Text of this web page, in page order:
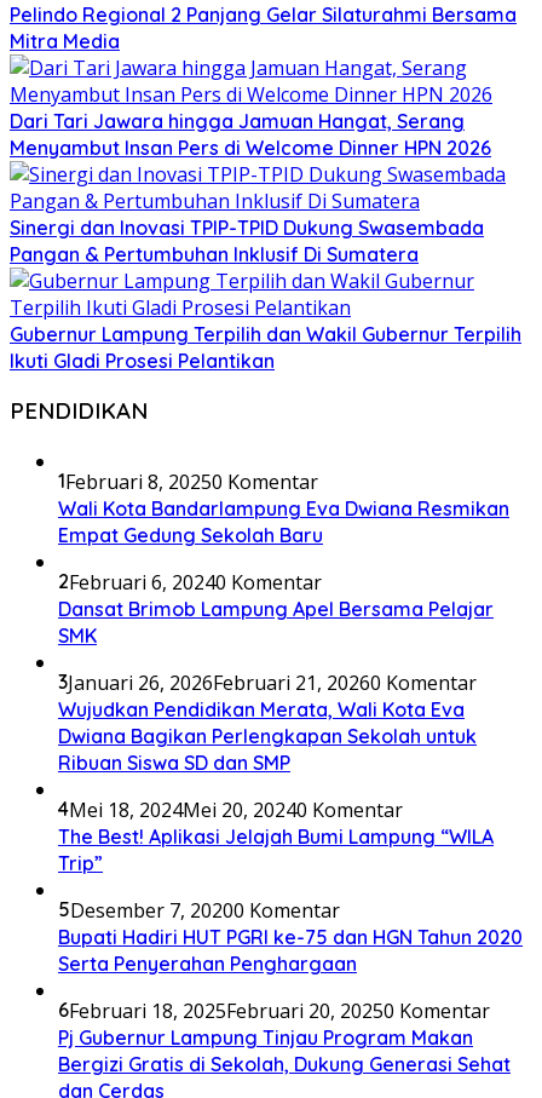
Pelindo Regional 2 Panjang Gelar Silaturahmi Bersama
Mitra Media
Dari Tari Jawara hingga Jamuan Hangat, Serang
Menyambut Insan Pers di Welcome Dinner HPN 2026
Sinergi dan Inovasi TPIP-TPID Dukung Swasembada
Pangan & Pertumbuhan Inklusif Di Sumatera
Gubernur Lampung Terpilih dan Wakil Gubernur Terpilih
Ikuti Gladi Prosesi Pelantikan
PENDIDIKAN
1Februari 8, 20250 Komentar
Wali Kota Bandarlampung Eva Dwiana Resmikan
Empat Gedung Sekolah Baru
2Februari 6, 20240 Komentar
Dansat Brimob Lampung Apel Bersama Pelajar
SMK
3Januari 26, 2026Februari 21, 20260 Komentar
Wujudkan Pendidikan Merata, Wali Kota Eva
Dwiana Bagikan Perlengkapan Sekolah untuk
Ribuan Siswa SD dan SMP
4Mei 18, 2024Mei 20, 20240 Komentar
The Best! Aplikasi Jelajah Bumi Lampung “WILA
Trip”
5Desember 7, 20200 Komentar
Bupati Hadiri HUT PGRI ke-75 dan HGN Tahun 2020
Serta Penyerahan Penghargaan
6Februari 18, 2025Februari 20, 20250 Komentar
Pj Gubernur Lampung Tinjau Program Makan
Bergizi Gratis di Sekolah, Dukung Generasi Sehat
dan Cerdas